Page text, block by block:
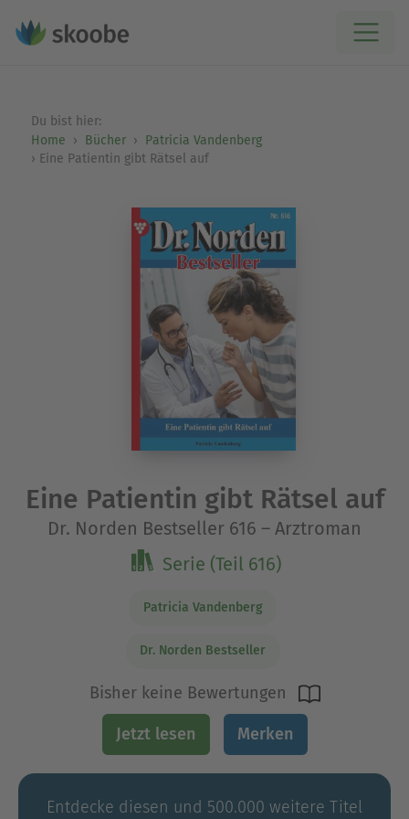
Du bist hier:
Home
Bücher
Patricia Vandenberg
Eine Patientin gibt Rätsel auf
Eine Patientin gibt Rätsel auf
Dr. Norden Bestseller 616 – Arztroman
Serie (Teil 616)
Patricia Vandenberg
Dr. Norden Bestseller
Bisher keine Bewertungen
Jetzt lesen Merken
Entdecke diesen und 500.000 weitere Titel